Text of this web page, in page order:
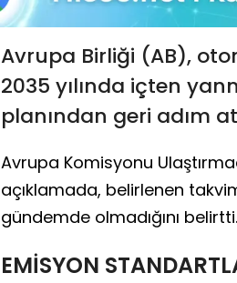
Avrupa Birliği (AB),
2035 yılında içten
planından geri adım
Avrupa Komisyonu
açıklamada, belirlenen
gündemde olmadığını belirtti.
EMİSYON